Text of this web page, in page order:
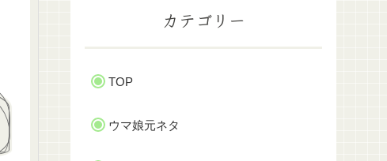
カテゴリー
TOP
ウマ娘元ネタ